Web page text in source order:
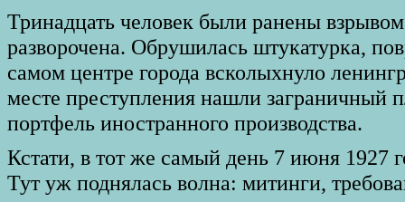
Тринадцать человек были ранены
разворочена. Обрушилась штукатурка,
самом центре города всколыхнуло
месте преступления нашли
портфель иностранного производства.
Кстати, в тот же самый день 7 июня 1927
Тут уж поднялась волна: митинги,